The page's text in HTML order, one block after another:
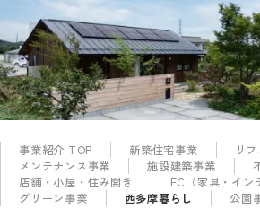
事業紹介 TOP 新築住宅事業
リ
メンテナンス事業
施設建築事業
店舗・小屋・住み開き
EC（家具・イン
グリーン事業
西多摩暮らし 公園